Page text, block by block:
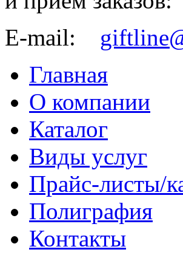
E-mail:
Главная
О компании
Каталог
Виды услуг
Прайс-листы/
Полиграфия
Контакты